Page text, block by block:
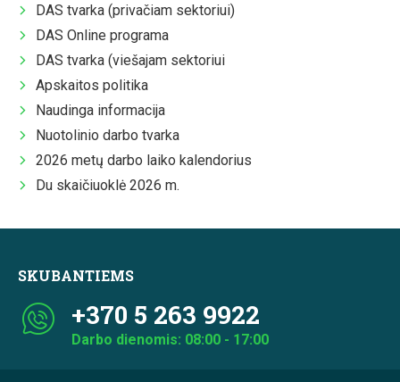
DAS tvarka (privačiam sektoriui)
DAS Online programa
DAS tvarka (viešajam sektoriui
Apskaitos politika
Naudinga informacija
Nuotolinio darbo tvarka
2026 metų darbo laiko kalendorius
Du skaičiuoklė 2026 m.
SKUBANTIEMS
+370 5 263 9922
Darbo dienomis: 08:00 - 17:00